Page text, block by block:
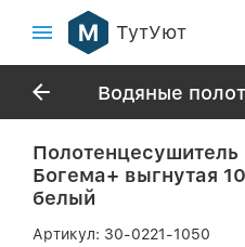
ТутУют
Водяные
Богема+ выгнутая
белый
Артикул: 30-0221-1050